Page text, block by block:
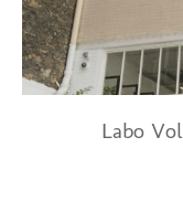
Labo